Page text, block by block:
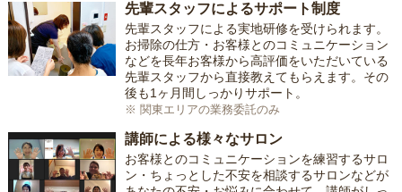
先輩スタッフによるサポート制度
先輩スタッフによる実地研修を受けられます。
お掃除の仕方・お客様とのコミュニケーション
などを長年お客様から高評価をいただいている
先輩スタッフから直接教えてもらえます。その
後も1ヶ月間しっかりサポート。
※ 関東エリアの業務委託のみ
講師による様々なサロン
お客様とのコミュニケーションを練習するサロ
ン・ちょっとした不安を相談するサロンなどが